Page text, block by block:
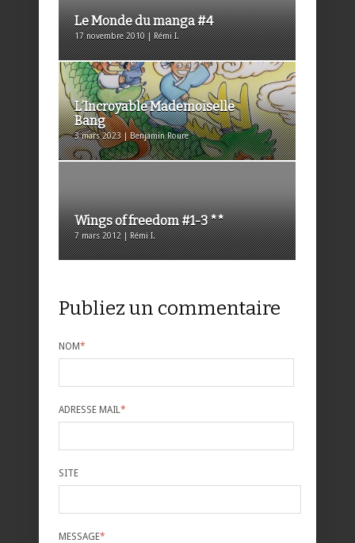
Le Monde du manga #4
17 novembre 2010 | Rémi I.
L’Incroyable Mademoiselle
Bang
3 mars 2023 | Benjamin Roure
Wings of freedom #1-3 **
7 mars 2012 | Rémi I.
Publiez un commentaire
NOM*
ADRESSE MAIL *
SITE
MESSAGE*